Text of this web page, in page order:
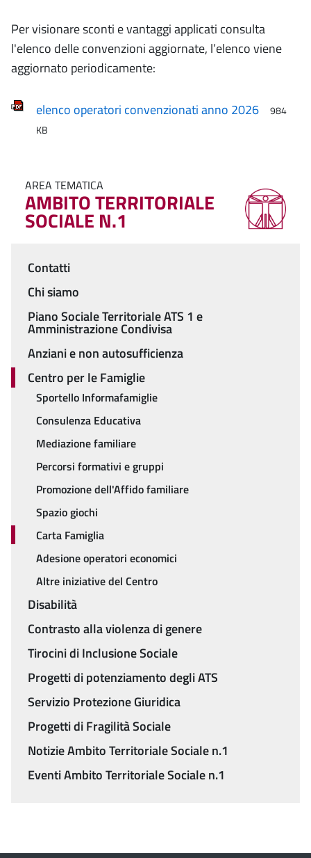
Per visionare sconti e vantaggi applicati consulta
l'elenco delle convenzioni aggiornate, l’elenco viene
aggiornato periodicamente:
elenco operatori convenzionati anno 2026
984
KB
AREA TEMATICA
AMBITO TERRITORIALE
SOCIALE N.1
Menu
Contatti
Chi siamo
Piano Sociale Territoriale ATS 1 e
Amministrazione Condivisa
Anziani e non autosufficienza
Centro per le Famiglie
Sportello Informafamiglie
Consulenza Educativa
Mediazione familiare
Percorsi formativi e gruppi
Promozione dell'Affido familiare
Spazio giochi
Carta Famiglia
Adesione operatori economici
Altre iniziative del Centro
Disabilità
Contrasto alla violenza di genere
Tirocini di Inclusione Sociale
Progetti di potenziamento degli ATS
Servizio Protezione Giuridica
Progetti di Fragilità Sociale
Notizie Ambito Territoriale Sociale n.1
Eventi Ambito Territoriale Sociale n.1